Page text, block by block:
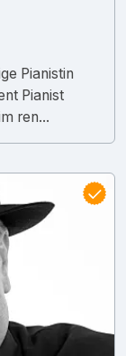
Pianistin
Pianist
ren...